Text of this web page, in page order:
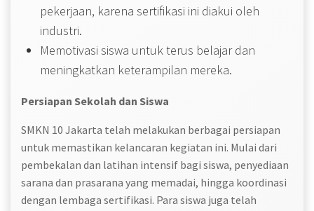
pekerjaan, karena sertifikasi ini diakui oleh
industri.
Memotivasi siswa untuk terus belajar dan
meningkatkan keterampilan mereka.
Persiapan Sekolah dan Siswa
SMKN 10 Jakarta telah melakukan berbagai persiapan
untuk memastikan kelancaran kegiatan ini. Mulai dari
pembekalan dan latihan intensif bagi siswa, penyediaan
sarana dan prasarana yang memadai, hingga koordinasi
dengan lembaga sertifikasi. Para siswa juga telah